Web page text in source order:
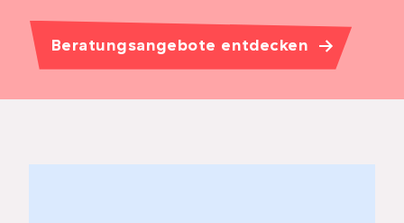
Beratungsangebote entdecken